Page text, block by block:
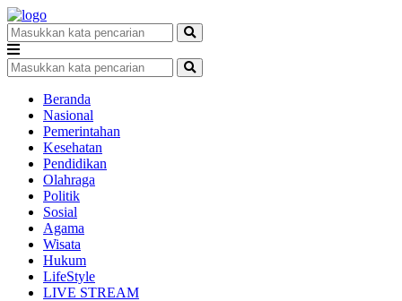
Beranda
Nasional
Pemerintahan
Kesehatan
Pendidikan
Olahraga
Politik
Sosial
Agama
Wisata
Hukum
LifeStyle
LIVE STREAM